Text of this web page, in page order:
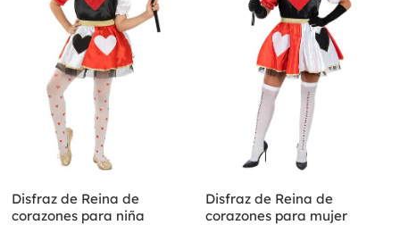
Disfraz de Reina de
corazones para niña
Disfraz de Reina de
corazones para mujer